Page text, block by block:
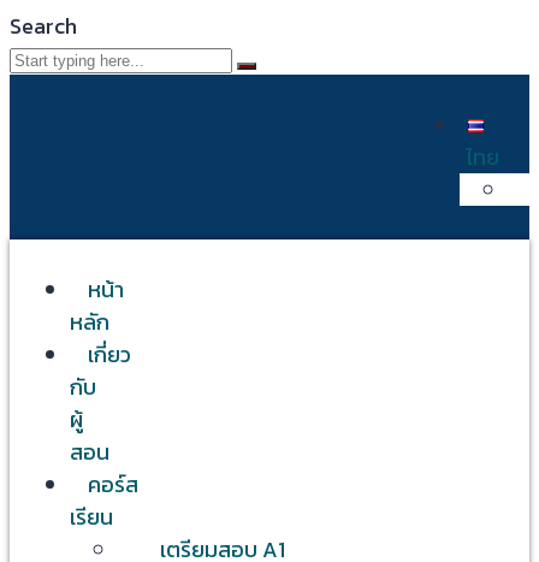
Search
ไทย
หน้า
หลัก
เกี่ยว
กับ
ผู้
สอน
คอร์ส
เรียน
เตรียมสอบ A1